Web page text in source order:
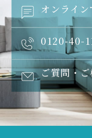
オンライ
0120-40-
ご質問・